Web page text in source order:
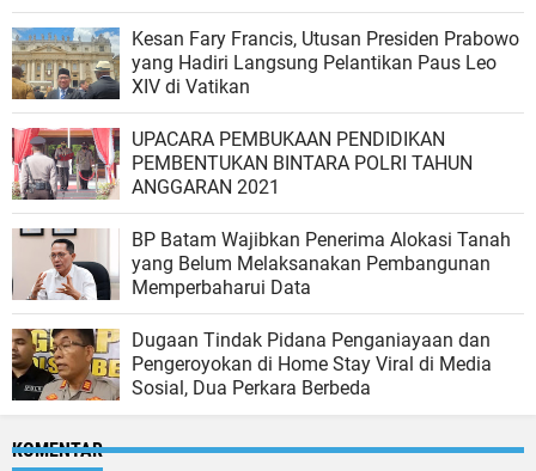
Kesan Fary Francis, Utusan Presiden Prabowo
yang Hadiri Langsung Pelantikan Paus Leo
XIV di Vatikan
UPACARA PEMBUKAAN PENDIDIKAN
PEMBENTUKAN BINTARA POLRI TAHUN
ANGGARAN 2021
BP Batam Wajibkan Penerima Alokasi Tanah
yang Belum Melaksanakan Pembangunan
Memperbaharui Data
Dugaan Tindak Pidana Penganiayaan dan
Pengeroyokan di Home Stay Viral di Media
Sosial, Dua Perkara Berbeda
KOMENTAR